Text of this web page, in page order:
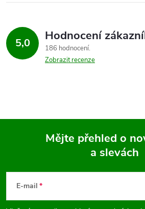
5,0 Hodnocení
186 hodnocení
Zobrazit recenze
Mějte přehled o
a slevách
E-mail